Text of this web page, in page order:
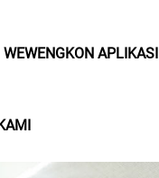
WEWENGKON APLIKASI